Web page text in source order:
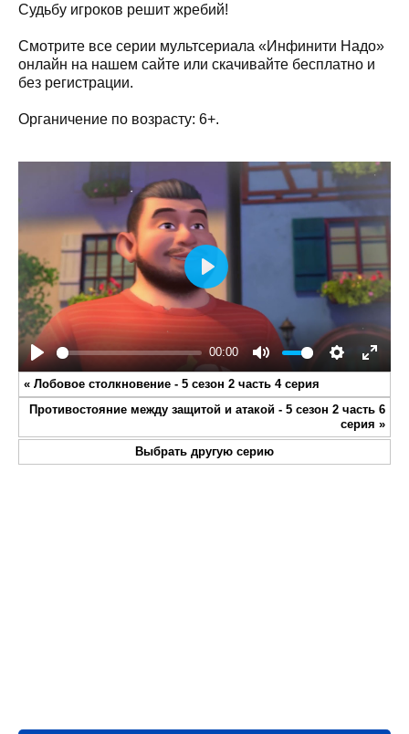
Судьбу игроков решит жребий!
Смотрите все серии мультсериала «Инфинити Надо»
онлайн на нашем сайте или скачивайте бесплатно и
без регистрации.
Органичение по возрасту: 6+.
Play
00:00
Mute Settings
Enter
Play
« Лобовое столкновение - 5 сезон 2 часть 4 серия
Противостояние между защитой и атакой - 5 сезон 2 часть 6
серия »
Выбрать другую серию